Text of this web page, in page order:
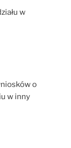
w
o
w inny